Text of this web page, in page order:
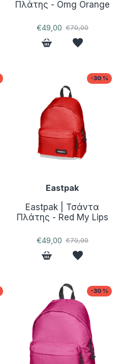
Πλάτης - Omg Orange
€49,00 €70,00
-30 %
Eastpak
Eastpak | Τσάντα
Πλάτης - Red My Lips
€49,00 €70,00
-30 %